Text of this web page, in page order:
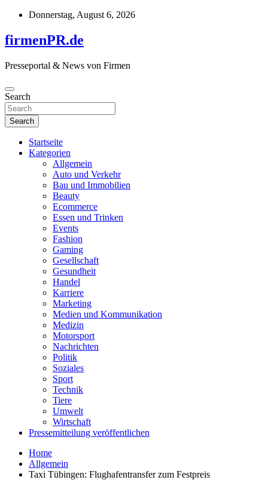
Skip
content
Donnerstag, August 6, 2026
firmenPR.de
Presseportal & News von Firmen
Search
Search
Startseite
Kategorien
Allgemein
Auto und Verkehr
Bau und Immobilien
Beauty
Ecommerce
Essen und Trinken
Events
Fashion
Gaming
Gesellschaft
Gesundheit
Handel
Karriere
Marketing
Medien und Kommunikation
Medizin
Motorsport
Nachrichten
Politik
Soziales
Sport
Technik
Tiere
Umwelt
Wirtschaft
Pressemitteilung veröffentlichen
Home
Allgemein
Taxi Tübingen: Flughafentransfer zum Festpreis